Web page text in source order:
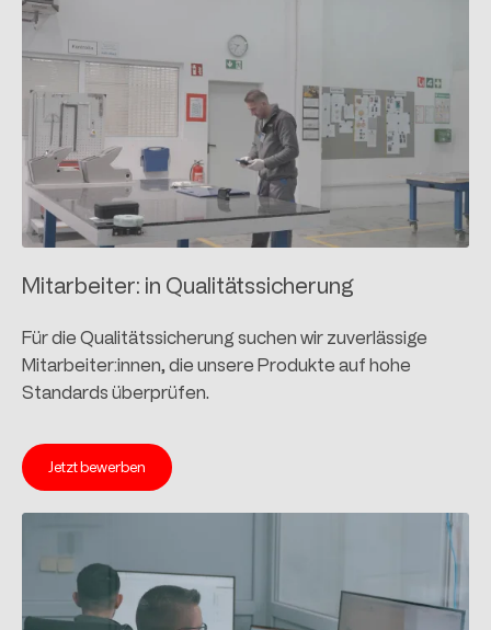
Mitarbeiter: in Qualitätssicherung
Für die Qualitätssicherung suchen wir zuverlässige
Mitarbeiter:innen, die unsere Produkte auf hohe
Standards überprüfen.
Jetzt bewerben